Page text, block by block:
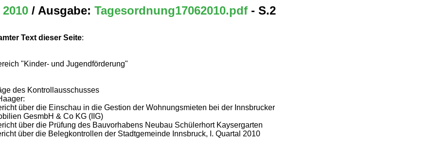
2010 / Ausgabe: Tagesordnung17062010.pdf - S.2
Text dieser Seite:
"Kinder- und Jugendförderung"
des Kontrollausschusses
über die Einschau in die Gestion der Wohnungsmieten bei der Innsbrucker
GesmbH & Co KG (IIG)
über die Prüfung des Bauvorhabens Neubau Schülerhort Kaysergarten
über die Belegkontrollen der Stadtgemeinde Innsbruck, I. Quartal 2010